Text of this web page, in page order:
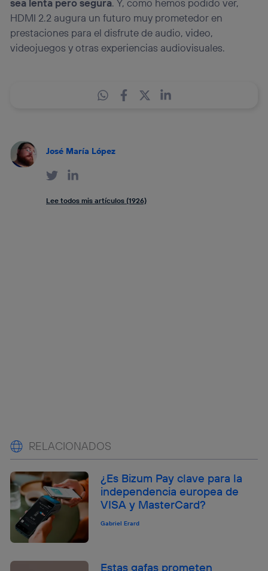
sea lenta pero segura. Y, como hemos podido ver,
HDMI 2.2 augura un futuro muy prometedor en
prestaciones para el disfrute de audio, video,
videojuegos y otras experiencias audiovisuales.
José María López
Lee todos mis artículos (1926)
RELACIONADOS
¿Es Bizum Pay clave para la
independencia europea de
VISA y MasterCard?
Gabriel Erard
Estas gafas prometen